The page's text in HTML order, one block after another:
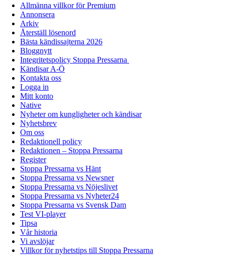
Allmänna villkor för Premium
Annonsera
Arkiv
Återställ lösenord
Bästa kändissajterna 2026
Bloggnytt
Integritetspolicy Stoppa Pressarna
Kändisar A-Ö
Kontakta oss
Logga in
Mitt konto
Native
Nyheter om kungligheter och kändisar
Nyhetsbrev
Om oss
Redaktionell policy
Redaktionen – Stoppa Pressarna
Register
Stoppa Pressarna vs Hänt
Stoppa Pressarna vs Newsner
Stoppa Pressarna vs Nöjeslivet
Stoppa Pressarna vs Nyheter24
Stoppa Pressarna vs Svensk Dam
Test VI-player
Tipsa
Vår historia
Vi avslöjar
Villkor för nyhetstips till Stoppa Pressarna